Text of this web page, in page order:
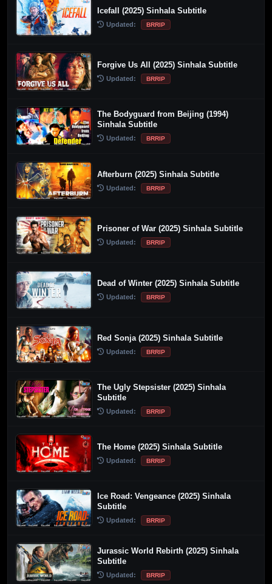
Icefall (2025) Sinhala Subtitle
Updated: BRRIP
Forgive Us All (2025) Sinhala Subtitle
Updated: BRRIP
The Bodyguard from Beijing (1994)
Sinhala Subtitle
Updated: BRRIP
Afterburn (2025) Sinhala Subtitle
Updated: BRRIP
Prisoner of War (2025) Sinhala Subtitle
Updated: BRRIP
Dead of Winter (2025) Sinhala Subtitle
Updated: BRRIP
Red Sonja (2025) Sinhala Subtitle
Updated: BRRIP
The Ugly Stepsister (2025) Sinhala
Subtitle
Updated: BRRIP
The Home (2025) Sinhala Subtitle
Updated: BRRIP
Ice Road: Vengeance (2025) Sinhala
Subtitle
Updated: BRRIP
Jurassic World Rebirth (2025) Sinhala
Subtitle
Updated: BRRIP